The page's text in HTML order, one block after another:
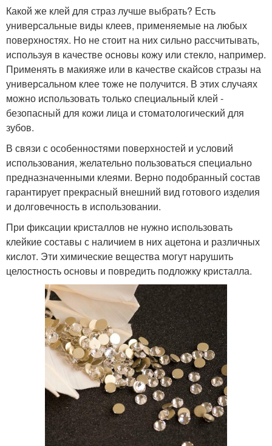
Какой же клей для страз лучше выбрать? Есть
универсальные виды клеев, применяемые на любых
поверхностях. Но не стоит на них сильно рассчитывать,
используя в качестве основы кожу или стекло, например.
Применять в макияже или в качестве скайсов стразы на
универсальном клее тоже не получится. В этих случаях
можно использовать только специальный клей -
безопасный для кожи лица и стоматологический для
зубов.
В связи с особенностями поверхностей и условий
использования, желательно пользоваться специально
предназначенными клеями. Верно подобранный состав
гарантирует прекрасный внешний вид готового изделия
и долговечность в использовании.
При фиксации кристаллов не нужно использовать
клейкие составы с наличием в них ацетона и различных
кислот. Эти химические вещества могут нарушить
целостность основы и повредить подложку кристалла.